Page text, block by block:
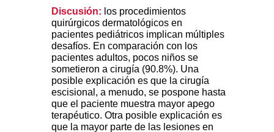
Discusión: los procedimientos
quirúrgicos dermatológicos en
pacientes pediátricos implican múltiples
desafíos. En comparación con los
pacientes adultos, pocos niños se
sometieron a cirugía (90.8%). Una
posible explicación es que la cirugía
escisional, a menudo, se pospone hasta
que el paciente muestra mayor apego
terapéutico. Otra posible explicación es
que la mayor parte de las lesiones en